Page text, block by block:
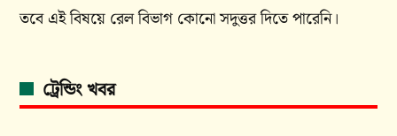
তবে এই বিষয়ে রেল বিভাগ কোনো সদুত্তর দিতে পারেনি।
ট্রেন্ডিং খবর